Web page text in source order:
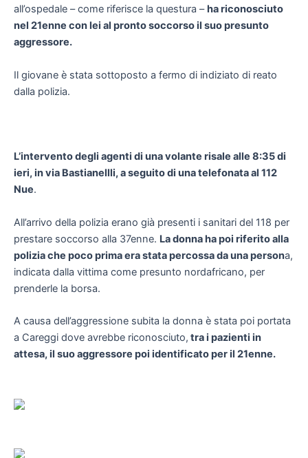
all’ospedale – come riferisce la questura – ha riconosciuto
nel 21enne con lei al pronto soccorso il suo presunto
aggressore.
Il giovane è stata sottoposto a fermo di indiziato di reato
dalla polizia.
L’intervento degli agenti di una volante risale alle 8:35 di
ieri, in via Bastianellli, a seguito di una telefonata al 112
Nue.
All’arrivo della polizia erano già presenti i sanitari del 118 per
prestare soccorso alla 37enne. La donna ha poi riferito alla
polizia che poco prima era stata percossa da una persona,
indicata dalla vittima come presunto nordafricano, per
prenderle la borsa.
A causa dell’aggressione subita la donna è stata poi portata
a Careggi dove avrebbe riconosciuto, tra i pazienti in
attesa, il suo aggressore poi identificato per il 21enne.